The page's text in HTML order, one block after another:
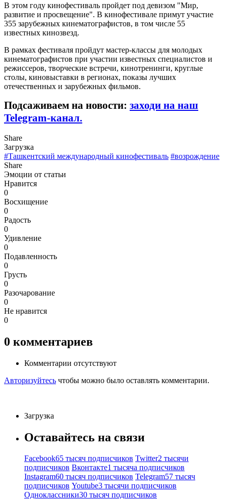
В этом году кинофестиваль пройдет под девизом "Мир,
развитие и просвещение". В кинофестивале примут участие
355 зарубежных кинематографистов, в том числе 55
известных кинозвезд.
В рамках фестиваля пройдут мастер-классы для молодых
кинематографистов при участии известных специалистов и
режиссеров, творческие встречи, кинотренинги, круглые
столы, киновыставки в регионах, показы лучших
отечественных и зарубежных фильмов.
Подсаживаем на новости: заходи на наш
Telegram-канал.
Share
Загрузка
#Ташкентский международный кинофестиваль #возрождение
Share
Эмоции от статьи
Нравится
0
Восхищение
0
Радость
0
Удивление
0
Подавленность
0
Грусть
0
Разочарование
0
Не нравится
0
0 комментариев
Комментарии отсутствуют
Авторизуйтесь чтобы можно было оставлять комментарии.
Загрузка
Оставайтесь на связи
Facebook65 тысяч подписчиков Twitter2 тысячи
подписчиков Вконтакте1 тысяча подписчиков
Instagram60 тысяч подписчиков Telegram57 тысяч
подписчиков Youtube3 тысячи подписчиков
Одноклассники30 тысяч подписчиков